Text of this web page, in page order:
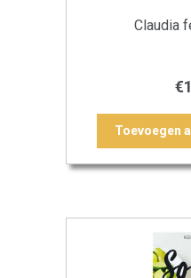
Claudia
€
Toevoegen